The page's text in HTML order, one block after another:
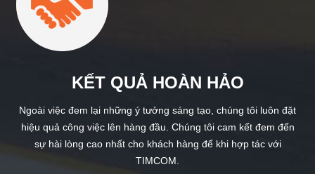
KẾT QUẢ HOÀN HẢO
Ngoài việc đem lại những ý tưởng sáng tạo, chúng tôi luôn đặt
hiệu quả công việc lên hàng đầu. Chúng tôi cam kết đem đến
sự hài lòng cao nhất cho khách hàng để khi hợp tác với
TIMCOM.